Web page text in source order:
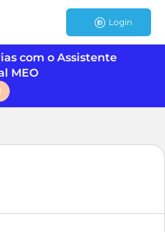
Login
com o Assistente
MEO